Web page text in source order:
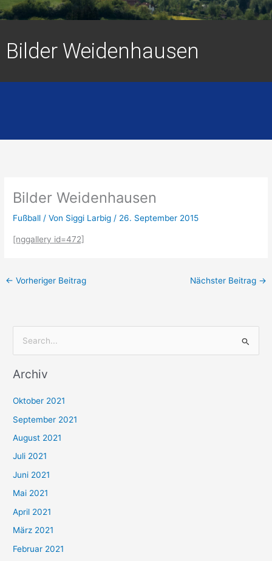
Bilder Weidenhausen
Bilder Weidenhausen
Fußball / Von Siggi Larbig/ 26. September 2015
[nggallery id=472]
← Vorheriger Beitrag Nächster Beitrag →
c
n
n
a
c
h
:
Archiv
Oktober 2021
September 2021
August 2021
Juli 2021
Juni 2021
Mai 2021
April 2021
März 2021
Februar 2021